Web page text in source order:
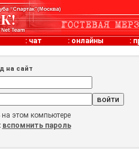
: чат : онлайны :
на сайт
этом компьютере
вспомнить пароль